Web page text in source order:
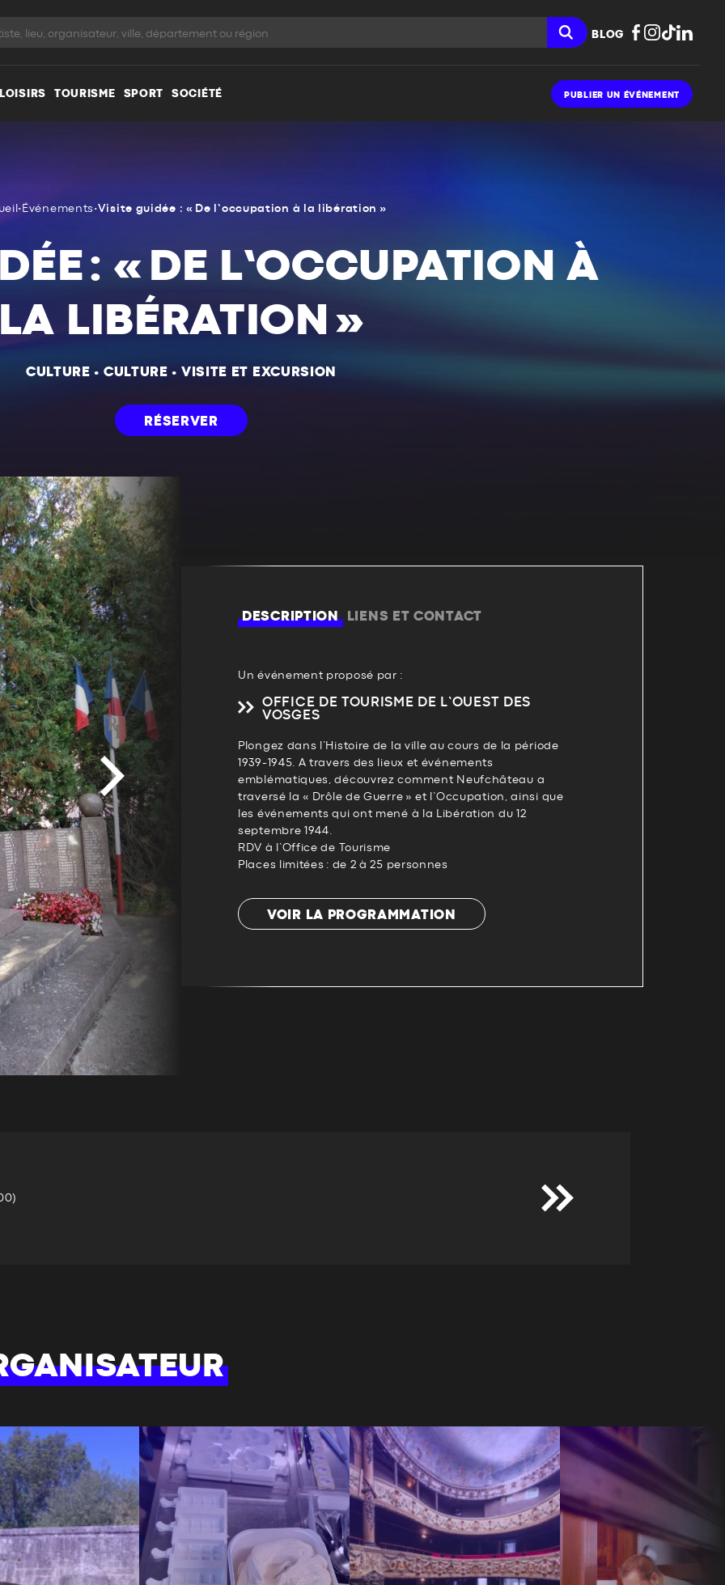
BLOG
LOISIRS TOURISME SPORT SOCIÉTÉ PUBLIER UN ÉVÉNEMENT
• Événements•Visite guidée : « De l’occupation à la libération »
: « DE L’OCCUPATION À
LA LIBÉRATION »
CULTURE • CULTURE • VISITE ET EXCURSION
RÉSERVER
DESCRIPTION LIENS ET CONTACT
Un événement proposé par :
OFFICE DE TOURISME DE L’OUEST DES
VOSGES
Plongez dans l’Histoire de la ville au cours de la période
1939-1945. A travers des lieux et événements
emblématiques, découvrez comment Neufchâteau a
traversé la « Drôle de Guerre » et l’Occupation, ainsi que
les événements qui ont mené à la Libération du 12
septembre 1944.
RDV à l’Office de Tourisme
Places limitées : de 2 à 25 personnes
VOIR LA PROGRAMMATION